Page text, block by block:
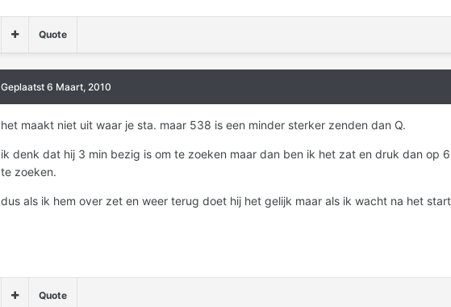
Quote
Geplaatst 6 Maart, 2010
het maakt niet uit waar je sta. maar 538 is een minder sterker zenden dan Q.
ik denk dat hij 3 min bezig is om te zoeken maar dan ben ik het zat en druk dan op
te zoeken.
dus als ik hem over zet en weer terug doet hij het gelijk maar als ik wacht na het
Quote